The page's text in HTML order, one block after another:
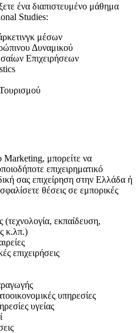
ένα διαπιστευμένο μάθημα
Studies:
μέσων
Δυναμικού
Επιχειρήσεων
Marketing, μπορείτε να
επιχειρηματικό
σας επιχείρηση στην Ελλάδα ή
θέσεις σε εμπορικές
(τεχνολογία, εκπαίδευση,
κ.λπ.)
επιχειρήσεις
υπηρεσίες
υγείας